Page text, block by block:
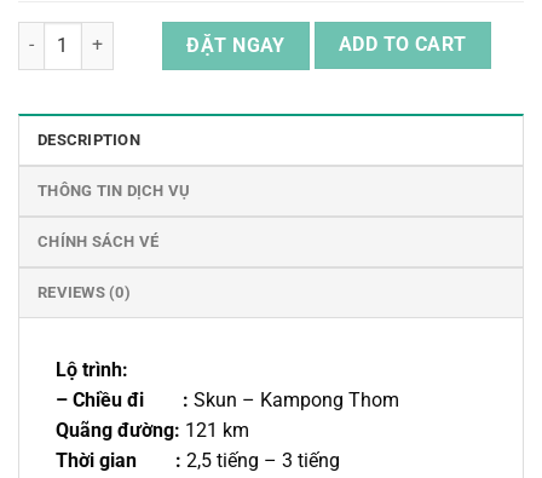
Vé Xe Khách Khứ Hồi Di Chuyển Từ Skun Đến Kampong Thom
ĐẶT NGAY ADD TO CART
DESCRIPTION
THÔNG TIN DỊCH VỤ
CHÍNH SÁCH VÉ
REVIEWS (0)
Lộ trình:
– Chiều đi : Skun – Kampong Thom
Quãng đường: 121 km
Thời gian : 2,5 tiếng – 3 tiếng